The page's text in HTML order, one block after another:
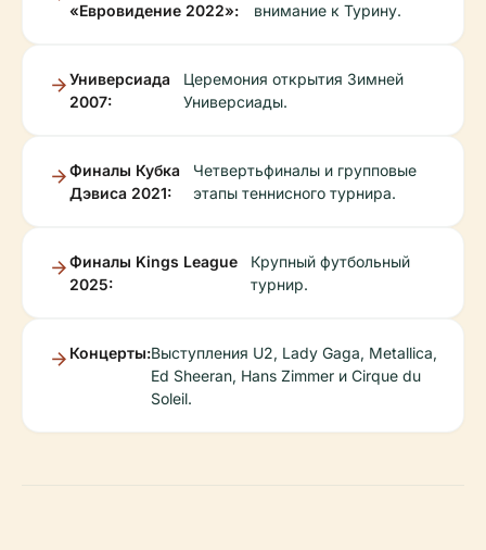
«Евровидение 2022»:
внимание к Турину.
Универсиада
2007:
Церемония открытия Зимней
Универсиады.
Финалы Кубка
Дэвиса 2021:
Четвертьфиналы и групповые
этапы теннисного турнира.
Финалы Kings League
2025:
Крупный футбольный
турнир.
Концерты:Выступления U2, Lady Gaga, Metallica,
Ed Sheeran, Hans Zimmer и Cirque du
Soleil.